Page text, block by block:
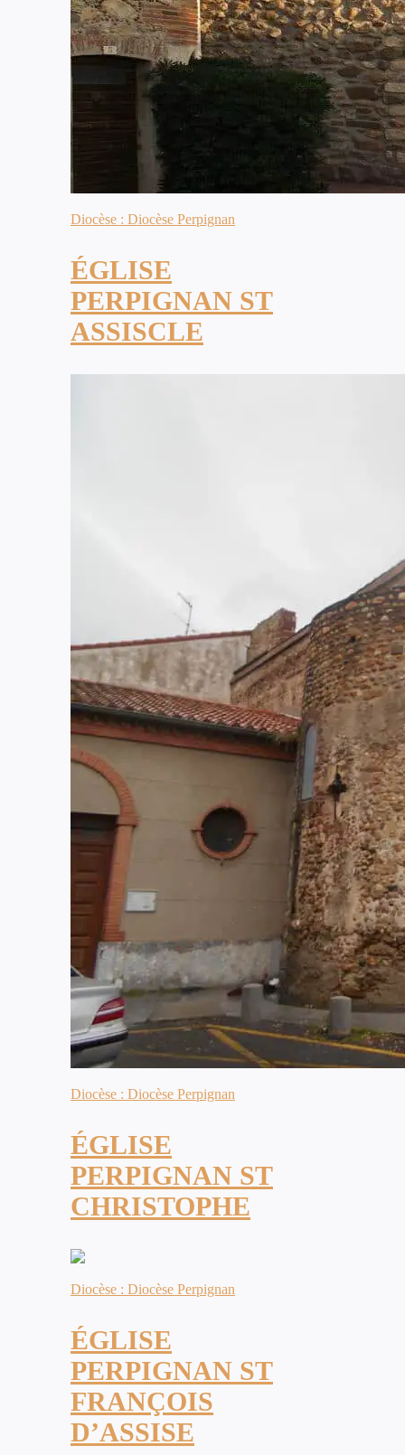
Diocèse : Diocèse Perpignan
ÉGLISE
PERPIGNAN ST
ASSISCLE
Diocèse : Diocèse Perpignan
ÉGLISE
PERPIGNAN ST
CHRISTOPHE
Diocèse : Diocèse Perpignan
ÉGLISE
PERPIGNAN ST
FRANÇOIS
D’ASSISE